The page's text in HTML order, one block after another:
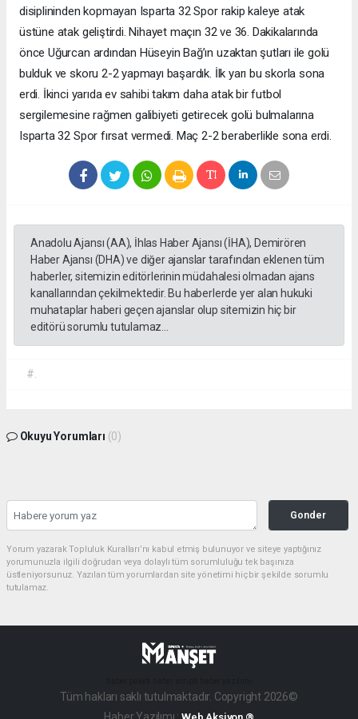
disiplininden kopmayan Isparta 32 Spor rakip kaleye atak
üstüne atak geliştirdi. Nihayet maçın 32 ve 36. Dakikalarında
önce Uğurcan ardından Hüseyin Bağ’ın uzaktan şutları ile golü
bulduk ve skoru 2-2 yapmayı başardık. İlk yarı bu skorla sona
erdi. İkinci yarıda ev sahibi takım daha atak bir futbol
sergilemesine rağmen galibiyeti getirecek golü bulmalarına
Isparta 32 Spor fırsat vermedi. Maç 2-2 beraberlikle sona erdi.
Anadolu Ajansı (AA), İhlas Haber Ajansı (İHA), Demirören
Haber Ajansı (DHA) ve diğer ajanslar tarafından eklenen tüm
haberler, sitemizin editörlerinin müdahalesi olmadan ajans
kanallarından çekilmektedir. Bu haberlerde yer alan hukuki
muhataplar haberi geçen ajanslar olup sitemizin hiç bir
editörü sorumlu tutulamaz...
#.
Okuyu Yorumları (0)
Gonder
Yorum yazarak Topluluk Kuralları’nı kabul etmiş bulunuyor ve siteye yaptığınız
yorumunuzla ilgili doğrudan veya dolaylı tüm sorumluluğu tek başınıza
üstleniyorsunuz. Yazılan tüm yorumlardan site yönetimi hiçbir şekilde sorumlu
tutulamaz.
Tüm hakları saklı tutulmaktadır. Copyright 2026©